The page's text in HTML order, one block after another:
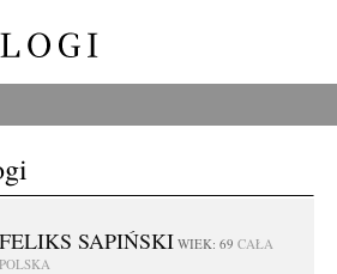
FELIKS SAPIŃSKI WIEK: 69 CAŁA
POLSKA